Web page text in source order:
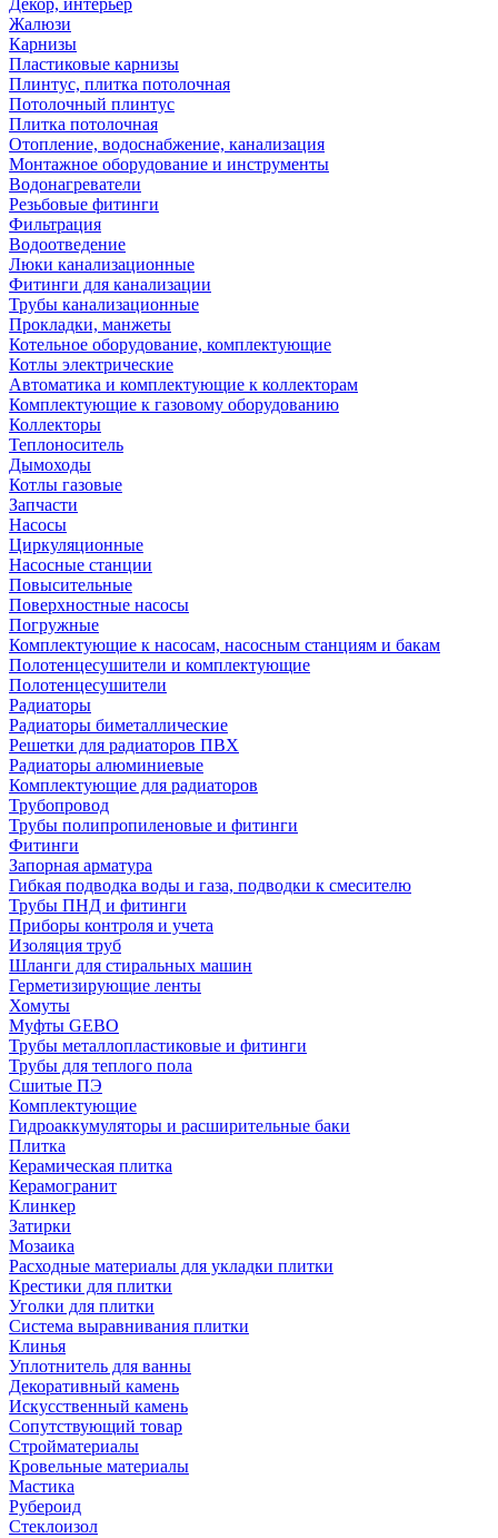
Декор, интерьер
Жалюзи
Карнизы
Пластиковые карнизы
Плинтус, плитка потолочная
Потолочный плинтус
Плитка потолочная
Отопление, водоснабжение, канализация
Монтажное оборудование и инструменты
Водонагреватели
Резьбовые фитинги
Фильтрация
Водоотведение
Люки канализационные
Фитинги для канализации
Трубы канализационные
Прокладки, манжеты
Котельное оборудование, комплектующие
Котлы электрические
Автоматика и комплектующие к коллекторам
Комплектующие к газовому оборудованию
Коллекторы
Теплоноситель
Дымоходы
Котлы газовые
Запчасти
Насосы
Циркуляционные
Насосные станции
Повысительные
Поверхностные насосы
Погружные
Комплектующие к насосам, насосным станциям и бакам
Полотенцесушители и комплектующие
Полотенцесушители
Радиаторы
Радиаторы биметаллические
Решетки для радиаторов ПВХ
Радиаторы алюминиевые
Комплектующие для радиаторов
Трубопровод
Трубы полипропиленовые и фитинги
Фитинги
Запорная арматура
Гибкая подводка воды и газа, подводки к смесителю
Трубы ПНД и фитинги
Приборы контроля и учета
Изоляция труб
Шланги для стиральных машин
Герметизирующие ленты
Хомуты
Муфты GEBO
Трубы металлопластиковые и фитинги
Трубы для теплого пола
Сшитые ПЭ
Комплектующие
Гидроаккумуляторы и расширительные баки
Плитка
Керамическая плитка
Керамогранит
Клинкер
Затирки
Мозаика
Расходные материалы для укладки плитки
Крестики для плитки
Уголки для плитки
Система выравнивания плитки
Клинья
Уплотнитель для ванны
Декоративный камень
Искусственный камень
Сопутствующий товар
Стройматериалы
Кровельные материалы
Мастика
Рубероид
Стеклоизол